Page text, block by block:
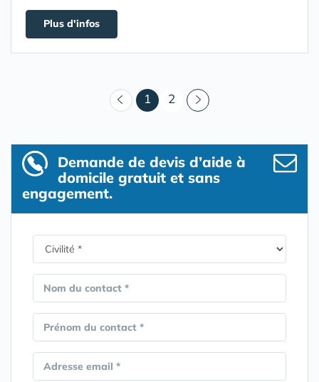
Plus d'infos
1 (courant)
2
Demande de devis d’aide à
domicile gratuit et sans
engagement.
Nom du contact *
Prénom du contact *
Adresse email *